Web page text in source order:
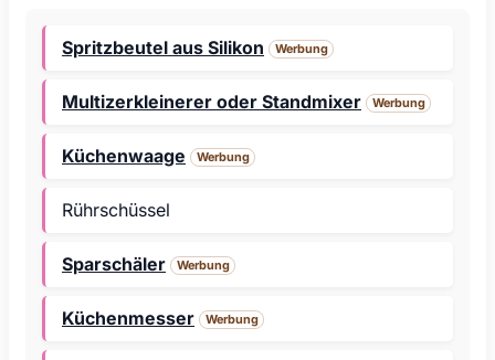
Spritzbeutel aus Silikon Werbung
Multizerkleinerer oder Standmixer Werbung
Küchenwaage Werbung
Rührschüssel
Sparschäler Werbung
Küchenmesser Werbung